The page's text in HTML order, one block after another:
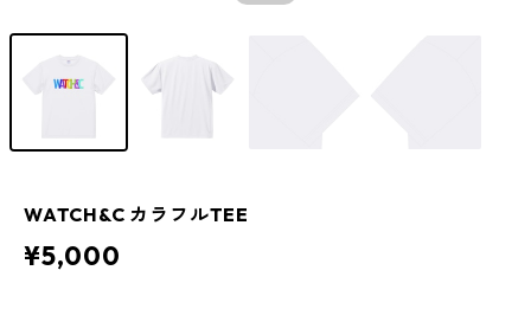
WATCH&C カラフルTEE
¥5,000